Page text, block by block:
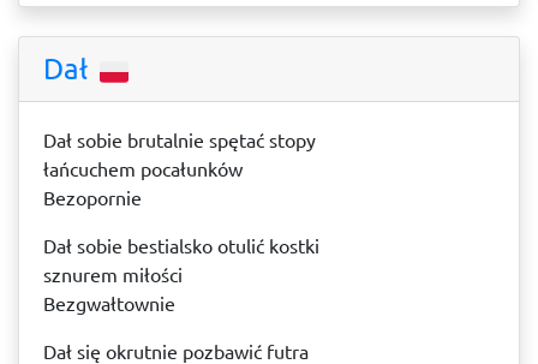
Dał
Dał sobie brutalnie spętać stopy
łańcuchem pocałunków
Bezopornie
Dał sobie bestialsko otulić kostki
sznurem miłości
Bezgwałtownie
Dał się okrutnie pozbawić futra